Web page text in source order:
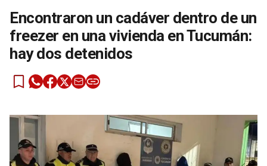
Encontraron un cadáver dentro de un
freezer en una vivienda en Tucumán:
hay dos detenidos